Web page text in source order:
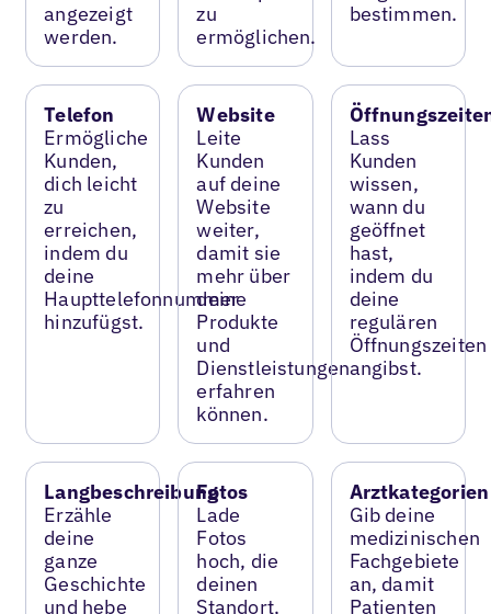
angezeigt
werden.
zu
ermöglichen.
bestimmen.
Telefon
Ermögliche
Kunden,
dich leicht
zu
erreichen,
indem du
deine
Haupttelefonnummer
hinzufügst.
Website
Leite
Kunden
auf deine
Website
weiter,
damit sie
mehr über
deine
Produkte
und
Dienstleistungen
erfahren
können.
Lass
Kunden
wissen,
wann du
geöffnet
hast,
indem du
deine
regulären
Öffnungszeiten
angibst.
Langbeschreibung
Erzähle
deine
ganze
Geschichte
und hebe
Fotos
Lade
Fotos
hoch, die
deinen
Standort,
Arztkategorien
Gib deine
medizinischen
Fachgebiete
an, damit
Patienten